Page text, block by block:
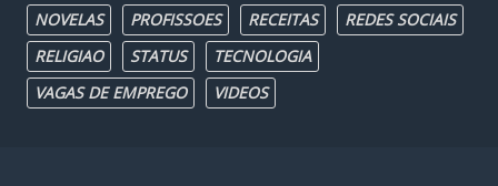
NOVELAS
PROFISSOES RECEITAS
REDES SOCIAIS
RELIGIAO
STATUS
TECNOLOGIA
VAGAS DE EMPREGO
VIDEOS